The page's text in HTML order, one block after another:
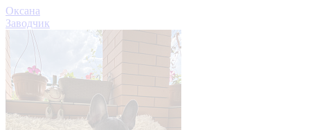
Оксана
Заводчик